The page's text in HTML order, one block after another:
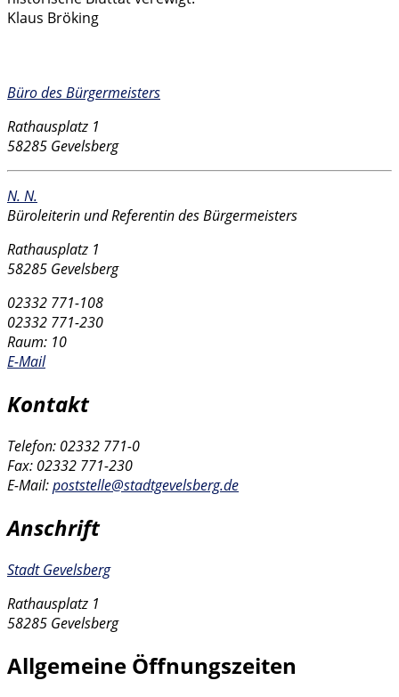
Klaus Bröking
Büro des Bürgermeisters
Rathausplatz 1
58285 Gevelsberg
N. N.
Büroleiterin und Referentin des Bürgermeisters
Rathausplatz 1
58285 Gevelsberg
02332 771-108
02332 771-230
Raum: 10
E-Mail
Kontakt
Telefon: 02332 771-0
Fax: 02332 771-230
E-Mail:poststelle@stadtgevelsberg.de
Anschrift
Stadt Gevelsberg
Rathausplatz 1
58285 Gevelsberg
Allgemeine Öffnungszeiten